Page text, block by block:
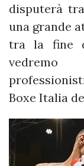
disputerà
una grande
tra la fine
Boxe Italia